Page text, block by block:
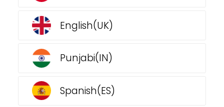
English(UK)
Punjabi(IN)
Spanish(ES)